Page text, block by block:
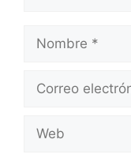
electrónico